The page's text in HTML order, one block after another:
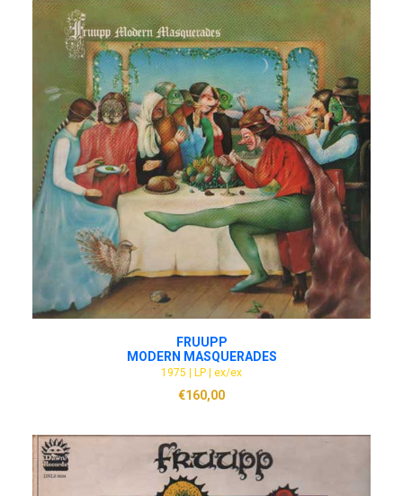
ADD TO CART
FRUUPP
MODERN MASQUERADES
1975 | LP | ex/ex
€160,00